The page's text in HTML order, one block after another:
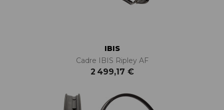
IBIS
Cadre IBIS Ripley AF
2 499,17 €